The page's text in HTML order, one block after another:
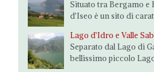
Situato tra Bergamo e
d’Iseo è un sito di
Lago d’Idro e Valle
Separato dal Lago di
bellissimo piccolo